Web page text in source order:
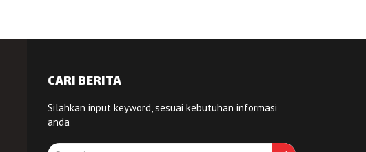
CARI BERITA
Silahkan input keyword, sesuai kebutuhan informasi
anda